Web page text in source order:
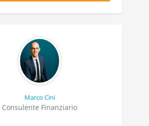
Marco Cini
Consulente Finanziario